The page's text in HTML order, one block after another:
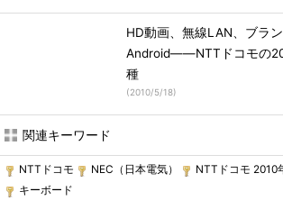
HD動画、無線LAN、ブラン
Android――NTTドコモの
種
(2010/5/18)
関連キーワード
NTTドコモ NEC（日本電気） NTTドコモ 2010
キーボード